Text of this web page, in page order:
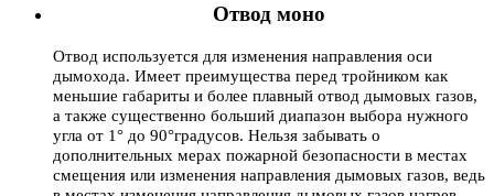
Отвод моно
Отвод используется для изменения направления оси
дымохода. Имеет преимущества перед тройником как
меньшие габариты и более плавный отвод дымовых газов,
а также существенно больший диапазон выбора нужного
угла от 1° до 90°градусов. Нельзя забывать о
дополнительных мерах пожарной безопасности в местах
смещения или изменения направления дымовых газов, ведь